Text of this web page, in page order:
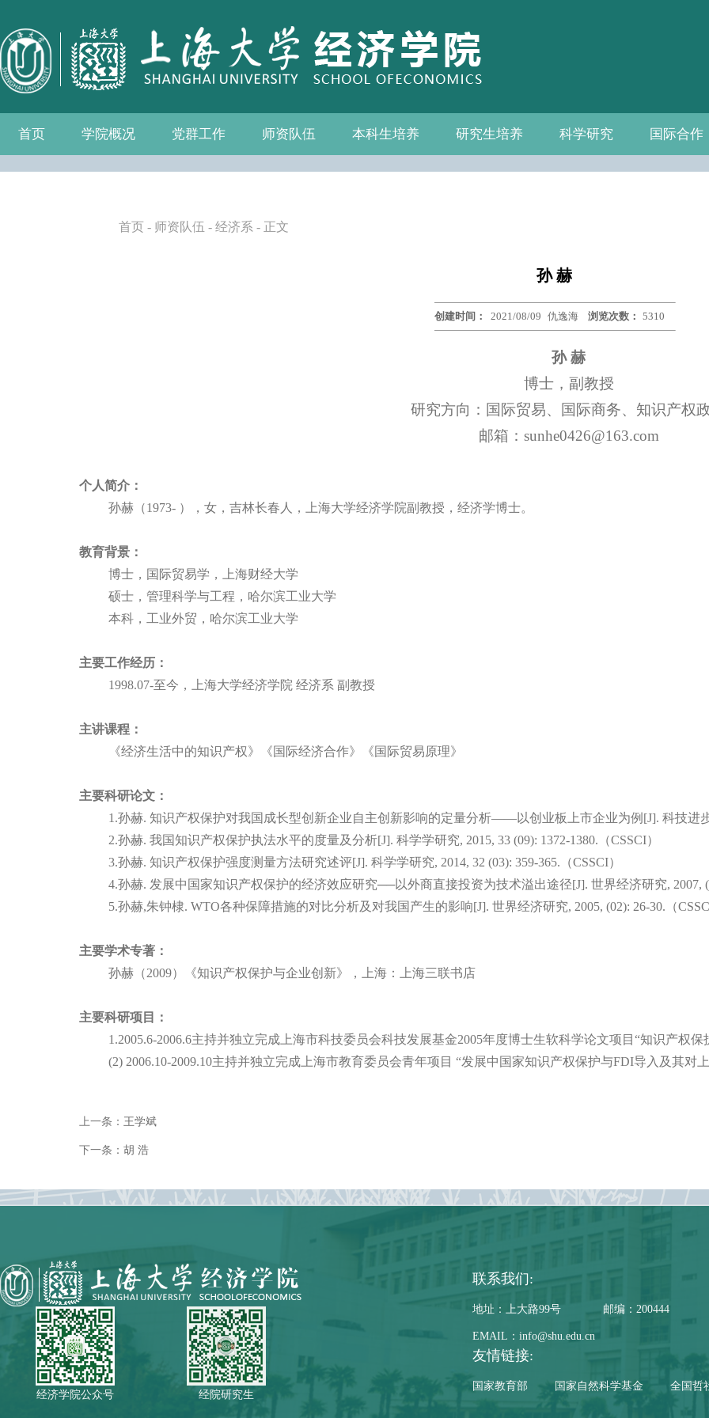
首页 学院概况
学院介绍 学院简介
发展历程
历任院长
现任领导
组织机构
学院愿景
党群工作
党务公开
党的建设
群众团体 工会
青联会
妇委会
退管会
学院制度
师资队伍
教师名录 系—中心名录
教授
人事专栏
招聘信息
博士后流动站
本科生培养
教务通知
教学管理
相关下载
教学成果
研究生培养
教务通知
培养方案
相关下载
科学研究
科研通知
科研新闻
学术活动
国际合作
国际交流
合作机构
联系我们
首页 - 师资队伍 - 经济系 - 正文
孙 赫
创建时间： 2021/08/09 仇逸海 浏览次数： 5310
孙 赫
博士，副教授
研究方向：国际贸易、国际商务、知识产权
邮箱：sunhe0426@163.com
个人简介：
孙赫（1973- ），女，吉林长春人，上海大学经济学院副教授，经济学博士。
教育背景：
博士，国际贸易学，上海财经大学
硕士，管理科学与工程 ，哈尔滨工业大学
本科，工业外贸，哈尔滨工业大学
主要工作经历：
1998.07-至今，上海大学经济学院 经济系 副教授
主讲课程：
《经济生活中的知识产权》《国际经济合作》《国际贸易原理》
主要科研论文：
1.孙赫. 知识产权保护对我国成长型创新企业自主创新影响的定量分析——以创业板上市企业为例 [J].科技进
2.孙赫.我国知识产权保护执法水平的度量及分析[J].科学学研究, 2015, 33 (09): 1372-1380. （CSSCI）
3.孙赫. 知识产权保护强度测量方法研究述评[J].科学学研究, 2014, 32 (03): 359-365. （CSSCI）
4.孙赫. 发展中国家知识产权保护的经济效应研究──以外商直接投资为技术溢出途径[J].世界经济研究, 2007,
5.孙赫,朱钟棣. WTO各种保障措施的对比分析及对我国产生的影响[J].世界经济研究, 2005, (02): 26-30. （
主要学术专著：
孙赫 （2009）《知识产权保护与企业创新》， 上海： 上海三联书店
主要科研项目：
1.2005.6-2006.6主持并独立完成上海市科技委员会科技发展基金2005年度博士生软科学论文项目“知识产权保
(2) 2006.10-2009.10主持并独立完成上海市教育委员会青年项目 “发展中国家知识产权保护与FDI导入及其对
上一条： 王学斌
下一条： 胡 浩
经济学院公众号 经院研究生
联系我们:
地址：上大路99号 邮编：200444
EMAIL：info@shu.edu.cn
友情链接:
国家教育部 国家自然科学基金 全国哲